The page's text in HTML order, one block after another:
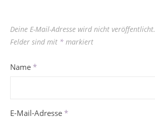
Deine E-Mail-Adresse wird nicht veröffentlicht.
Felder sind mit * markiert
Name *
E-Mail-Adresse *